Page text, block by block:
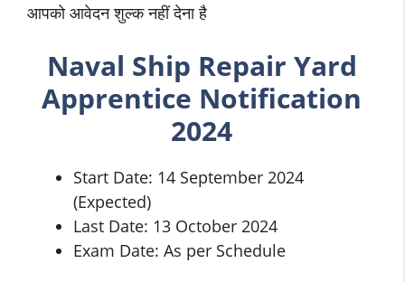
आपको आवेदन शुल्क नहीं देना है
Naval Ship Repair Yard
Apprentice Notification
2024
Start Date: 14 September 2024
(Expected)
Last Date: 13 October 2024
Exam Date: As per Schedule